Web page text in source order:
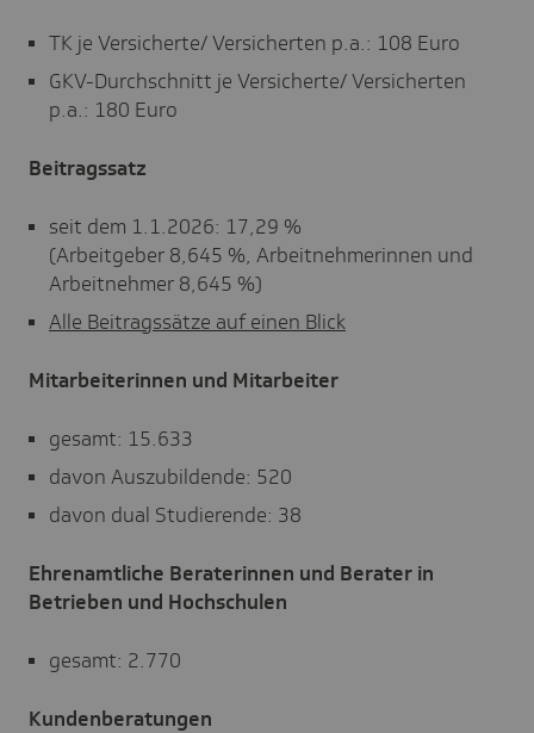
TK je Versicherte/ Versicherten p.a.: 108 Euro
GKV-Durchschnitt je Versicherte/ Versicherten
p.a.: 180 Euro
Beitragssatz
seit dem 1.1.2026: 17,29 %
(Arbeitgeber 8,645 %, Arbeitnehmerinnen und
Arbeitnehmer 8,645 %)
Alle Beitragssätze auf einen Blick
Mitarbeiterinnen und Mitarbeiter
gesamt: 15.633
davon Auszubildende: 520
davon dual Studierende: 38
Ehrenamtliche Beraterinnen und Berater in
Betrieben und Hochschulen
gesamt: 2.770
Kundenberatungen